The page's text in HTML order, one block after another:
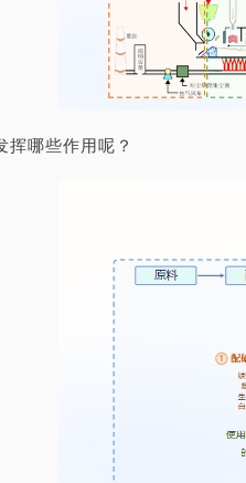
哪些作用呢？